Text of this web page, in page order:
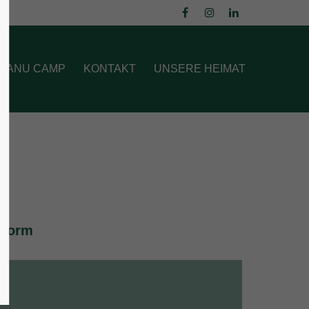
Lorem ipsum dolor sit amet,
Aenean commodo ligula eget dolor.
CAMP KONTAKT UNSERE HEIMAT